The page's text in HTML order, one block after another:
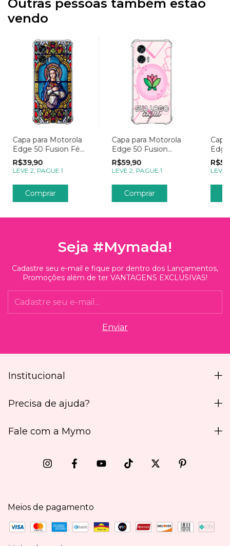
Outras pessoas também estão
vendo
Capa para Motorola
Edge 50 Fusion Fé
Vitrais
R$39,90
LEVE 2, PAGUE 1
Comprar
Capa para Motorola
Edge 50 Fusion
Empresas Sua Logo
R$59,90
LEVE 2, PAGUE 1
Comprar
Foto
no
LEVE
Seja #Mymada!
Cadastre seu e-mail e fique por dentro dos Lançamentos,
Promoções além de ter VANTAGENS EXCLUSIVAS!
Institucional
Precisa de ajuda?
Fale com a Mymo
Meios de pagamento